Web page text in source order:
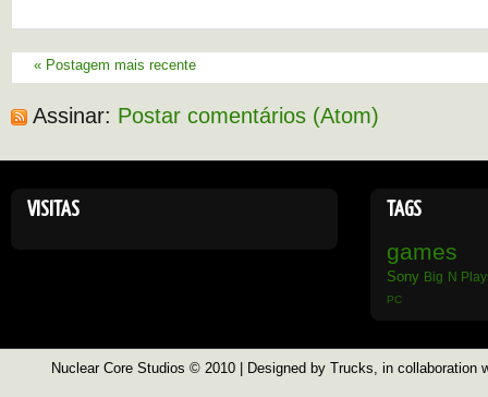
« Postagem mais recente
Assinar: Postar comentários (Atom)
VISITAS TAGS
games
Sony Big N
PC
Nuclear Core Studios © 2010 | Designed by Trucks, in collaboration